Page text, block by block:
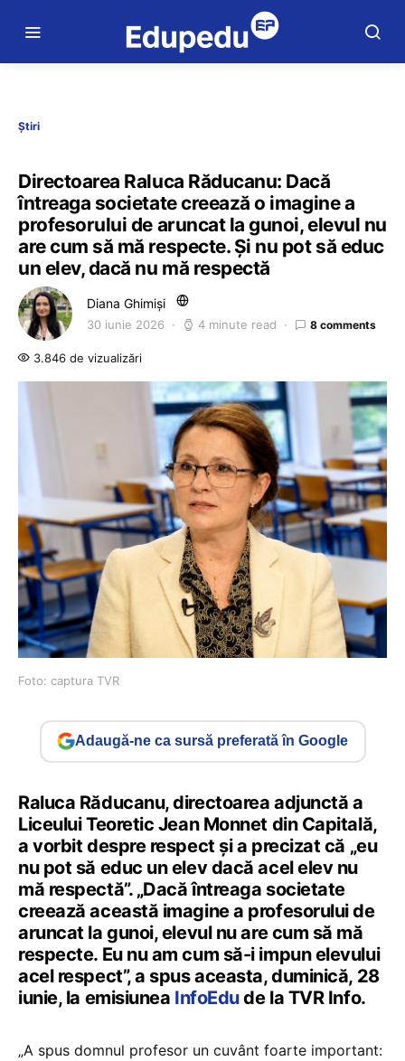
Știri
Directoarea Raluca Răducanu: Dacă
întreaga societate creează o imagine a
profesorului de aruncat la gunoi, elevul nu
are cum să mă respecte. Și nu pot să educ
un elev, dacă nu mă respectă
Diana Ghimiși
30 iunie 2026 4 minute read 8 comments
3.846 de vizualizări
Foto: captura TVR
Adaugă-ne ca sursă preferată în Google
Raluca Răducanu, directoarea adjunctă a
Liceului Teoretic Jean Monnet din Capitală,
a vorbit despre respect și a precizat că „eu
nu pot să educ un elev dacă acel elev nu
mă respectă”. „Dacă întreaga societate
creează această imagine a profesorului de
aruncat la gunoi, elevul nu are cum să mă
respecte. Eu nu am cum să-i impun elevului
acel respect”, a spus aceasta, duminică, 28
iunie, la emisiunea InfoEdude la TVR Info.
„A spus domnul profesor un cuvânt foarte important: